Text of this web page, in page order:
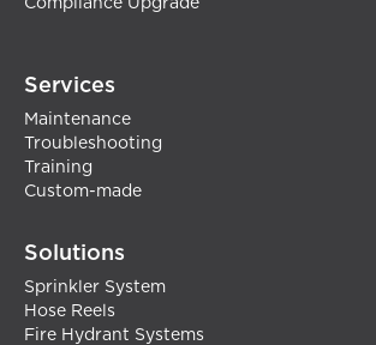
Compliance Upgrade
Services
Maintenance
Troubleshooting
Training
Custom-made
Solutions
Sprinkler System
Hose Reels
Fire Hydrant Systems